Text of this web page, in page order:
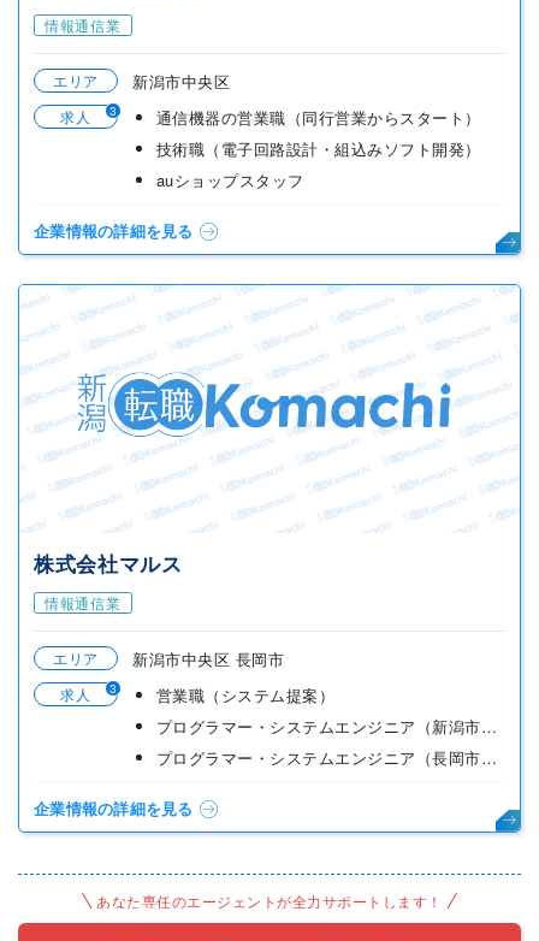
情報通信業
エリア 新潟市中央区
求人 3
通信機器の営業職（同行営業からスタート）
技術職（電子回路設計・組込みソフト開発）
auショップスタッフ
企業情報の詳細を見る
株式会社マルス
情報通信業
エリア 新潟市中央区 長岡市
求人 3
営業職（システム提案）
プログラマー・システムエンジニア（新潟市中央区）
プログラマー・システムエンジニア（長岡市／長岡センター）
企業情報の詳細を見る
あなた専任のエージェントが全力サポートします！